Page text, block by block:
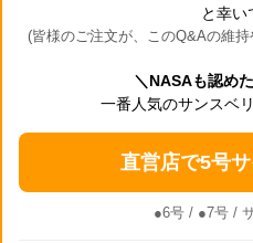
と幸い
(皆様のご注文が、このQ&Aの維
＼NASAも認め
一番人気のサンスベ
直営店で5号
●6号/ ●7号/